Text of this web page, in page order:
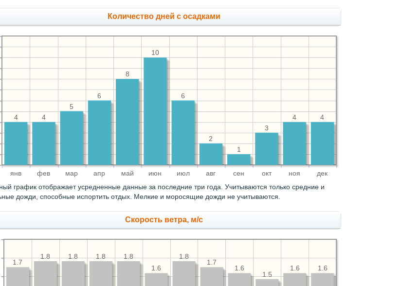
Количество дней с осадками
янв фев мар апр май июн июл авг сен окт ноя дек
4
4
3
1
2
6
10
8
6
5
4
4
график отображает усредненные данные за последние три года. Учитываются только средние и
дожди, способные испортить отдых. Мелкие и моросящие дожди не учитываются.
Скорость ветра, м/с
1.6
1.6
1.5
1.6
1.7
1.8
1.6
1.8
1.8
1.8
1.8
1.7